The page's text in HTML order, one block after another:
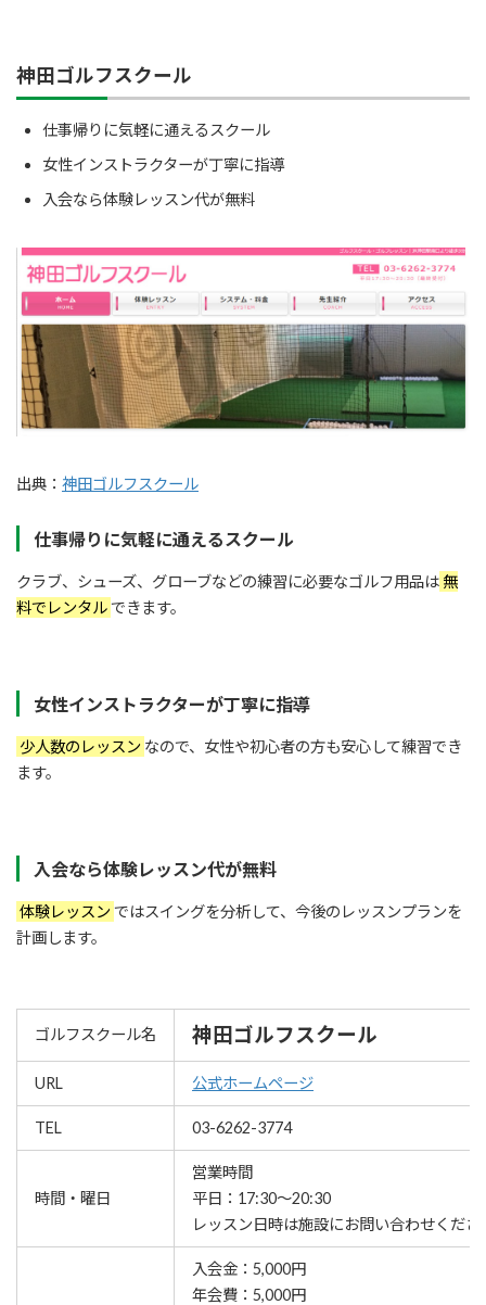
神田ゴルフスクール
仕事帰りに気軽に通えるスクール
女性インストラクターが丁寧に指導
入会なら体験レッスン代が無料
出典： 神田ゴルフスクール
仕事帰りに気軽に通えるスクール
クラブ、シューズ、グローブなどの練習に必要なゴルフ用品は 無
料でレンタルできます。
女性インストラクターが丁寧に指導
少人数のレッスン なので、女性や初心者の方も安心して練習でき
ます。
入会なら体験レッスン代が無料
体験レッスン ではスイングを分析して、今後のレッスンプランを
計画します。
ゴルフスクール名 神田ゴルフスクール
URL 公式ホームページ
TEL 03-6262-3774
時間・曜日
営業時間
平日：17:30～20:30
レッスン⽇時は施設にお問い合わせくださ
入会金：5,000円
年会費：5,000円